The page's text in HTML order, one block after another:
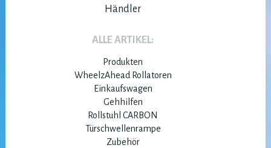
Händler
ALLE ARTIKEL:
Produkten
WheelzAhead Rollatoren
Einkaufswagen
Gehhilfen
Rollstuhl CARBON
Türschwellenrampe
Zubehör